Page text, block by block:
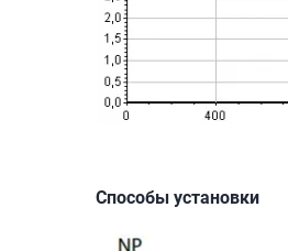
Способы установки